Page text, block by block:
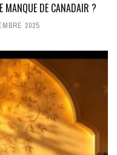
MANQUE DE CANADAIR ?
2025